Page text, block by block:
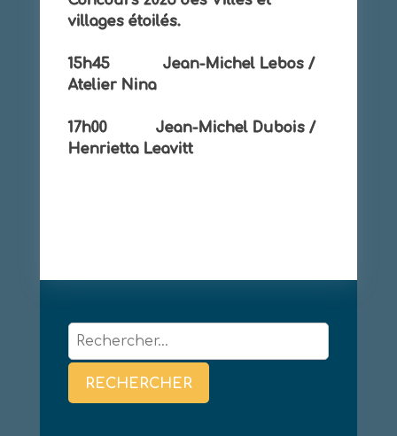
villages étoilés.
15h45 Jean-Michel Lebos /
Atelier Nina
17h00 Jean-Michel Dubois /
Henrietta Leavitt
Rechercher :